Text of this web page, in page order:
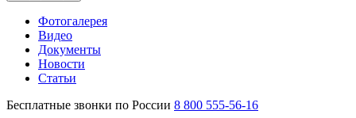
Фотогалерея
Видео
Документы
Новости
Статьи
Бесплатные звонки по России 8 800 555-56-16